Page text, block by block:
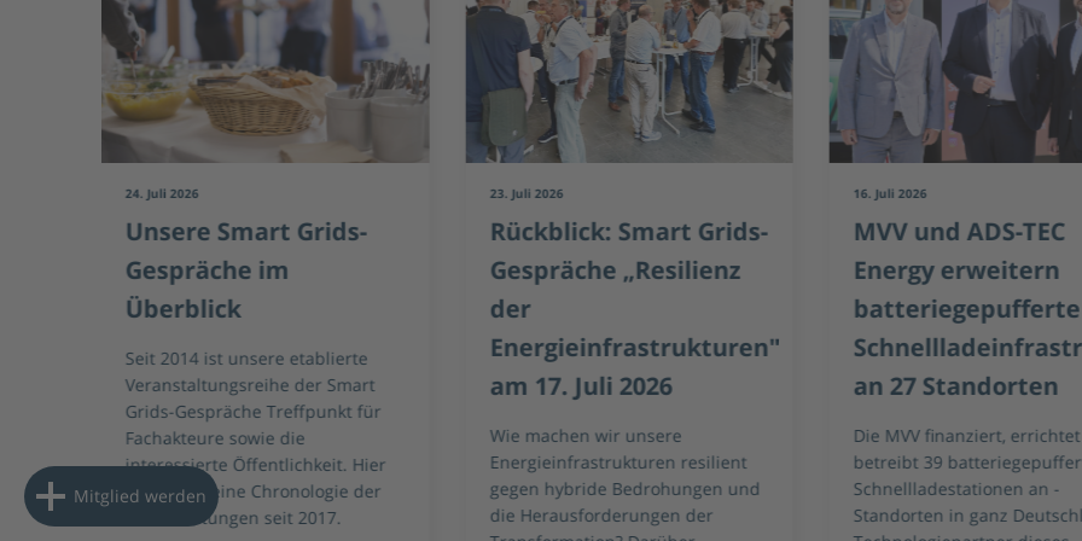
24. Juli 2026
Unsere Smart Grids-
Gespräche im
Überblick
Seit 2014 ist unsere etablierte
Veranstaltungsreihe der Smart
Grids-Gespräche Treffpunkt für
Fachakteure sowie die
interessierte Öffentlichkeit. Hier
finden Sie eine Chronologie der
Veranstaltungen seit 2017.
23. Juli 2026
Rückblick: Smart Grids-
Gespräche „Resilienz
der
Energieinfrastrukturen"
am 17. Juli 2026
Wie machen wir unsere
Energieinfrastrukturen resilient
gegen hybride Bedrohungen und
die Herausforderungen der
16. Juli 2026
MVV und ADS-TEC
Energy erweitern
batteriegepufferte
an 27 Standorten
Die MVV finanziert,
betreibt 39
Schnellladestationen an -
Standorten in ganz
Mitglied werden